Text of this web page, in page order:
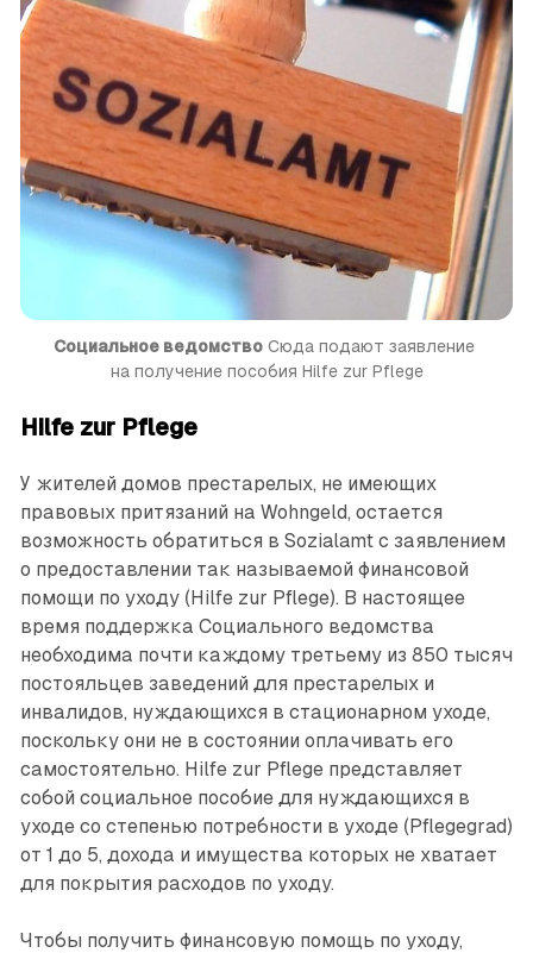
Социальное ведомство Сюда подают заявление
на получение пособия Hilfe zur Pflege
Hilfe zur Pflege
У жителей домов престарелых, не имеющих
правовых притязаний на Wohngeld, остается
возможность обратиться в Sozialamt с заявлением
о предоставлении так называемой финансовой
помощи по уходу (Hilfe zur Pflege). В настоящее
время поддержка Социального ведомства
необходима почти каждому третьему из 850 тысяч
постояльцев заведений для престарелых и
инвалидов, нуждаю­щихся в стационарном уходе,
поскольку они не в состоянии оплачивать его
самостоятельно. Hilfe zur Pflege представляет
собой социальное пособие для нуждающихся в
уходе со степенью потребности в уходе (Pflegegrad)
от 1 до 5, дохода и имущества которых не хватает
для покрытия расходов по уходу.
Чтобы получить финансовую помощь по уходу,